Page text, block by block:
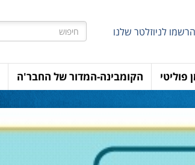
הרשמו לניוזלטר שלנו
פוליטי הקומבינה-המדור של החבר'ה